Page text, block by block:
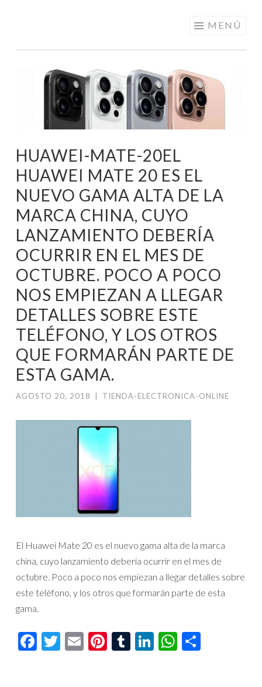
PRECIOS DE
ANDORRA
MENÚ
HUAWEI-MATE-20EL
HUAWEI MATE 20 ES EL
NUEVO GAMA ALTA DE LA
MARCA CHINA, CUYO
LANZAMIENTO DEBERÍA
OCURRIR EN EL MES DE
OCTUBRE. POCO A POCO
NOS EMPIEZAN A LLEGAR
DETALLES SOBRE ESTE
TELÉFONO, Y LOS OTROS
QUE FORMARÁN PARTE DE
ESTA GAMA.
AGOSTO 20, 2018 TIENDA-ELECTRONICA-ONLINE
El Huawei Mate 20 es el nuevo gama alta de la marca
china, cuyo lanzamiento debería ocurrir en el mes de
octubre. Poco a poco nos empiezan a llegar detalles sobre
este teléfono, y los otros que formarán parte de esta
gama.
Facebook
Twitter
EmailPinterest
Tumblr
LinkedIn